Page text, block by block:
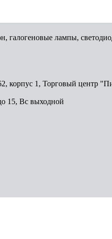
галогеновые лампы,
корпус 1, Торговый центр
15, Вс выходной